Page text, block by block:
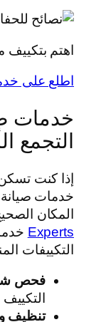
اهتم بتكييف
اطلع على
خدمات
التجمع
إذا كنت
خدمات صيانة
المكان
Experts
التكييفات
فحص
تنظيف